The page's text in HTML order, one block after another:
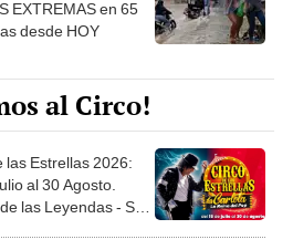
EXTREMAS en 65
desde HOY
al Circo!
las Estrellas 2026:
al 30 Agosto.
las Leyendas - San